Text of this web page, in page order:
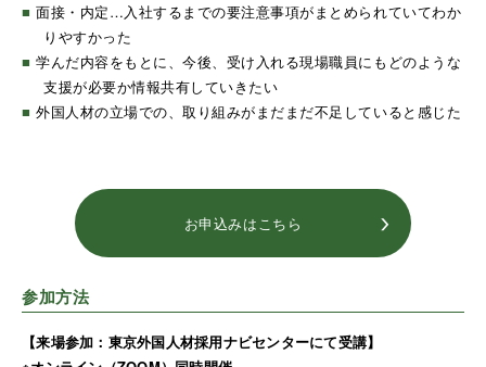
■面接・内定…入社するまでの要注意事項がまとめられていてわか
りやすかった
■学んだ内容をもとに、今後、受け入れる現場職員にもどのような
支援が必要か情報共有していきたい
■外国人材の立場での、取り組みがまだまだ不足していると感じた
お申込みはこちら
参加方法
【来場参加：東京外国人材採用ナビセンターにて受講】